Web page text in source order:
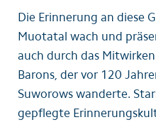
Die Erinnerung an diese
Muotatal wach und
auch durch das
Barons, der vor 120
Suworows wanderte.
gepflegte